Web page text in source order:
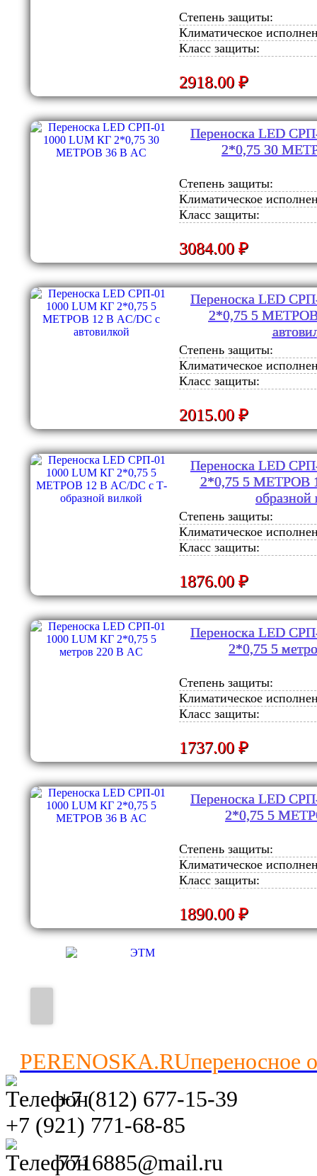
Степень защиты:
Климатическое
Класс защиты:
2918.00 ₽
Переноска LED
2*0,75 30
Степень защиты:
Климатическое
Класс защиты:
3084.00 ₽
Переноска LED
2*0,75 5
Степень защиты:
Климатическое
Класс защиты:
2015.00 ₽
Переноска LED
2*0,75 5 МЕТРОВ
образной
Степень защиты:
Климатическое
Класс защиты:
1876.00 ₽
Переноска LED
2*0,75 5
Степень защиты:
Климатическое
Класс защиты:
1737.00 ₽
Переноска LED
2*0,75 5
Степень защиты:
Климатическое
Класс защиты:
1890.00 ₽
PERENOSKA.RUпереносное
+7 (812) 677-15-39
+7 (921) 771-68-85
7716885@mail.ru